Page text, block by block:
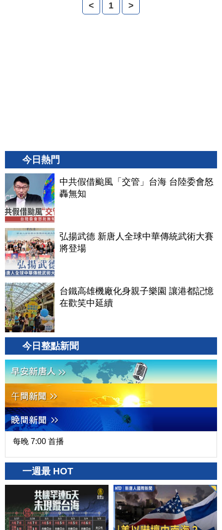
< 1 >
今日熱門
中共假借颱風「交管」台海 台陸委會怒
轟無知
弘揚武德 新唐人全球中華傳統武術大賽
將登場
台鐵高雄機廠化身親子樂園 讓港都記憶
在歡笑中延續
今日整點新聞
每晚 7:00 首播
一週最 HOT